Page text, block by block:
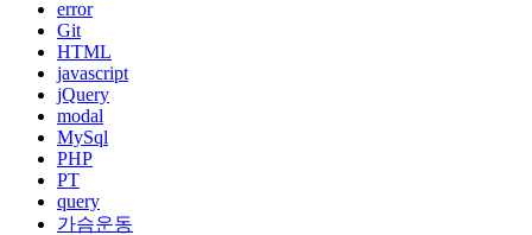
error
Git
HTML
javascript
jQuery
modal
MySql
PHP
PT
query
가슴운동